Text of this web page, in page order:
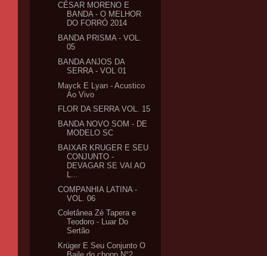
CÉSAR MORENO E
BANDA - O MELHOR
DO FORRÓ 2014
BANDA PRISMA - VOL.
05
BANDA ANJOS DA
SERRA - VOL 01
Mayck E Lyan - Acustico
Ao Vivo
FLOR DA SERRA VOL. 15
BANDA NOVO SOM - DE
MODELO SC
BAIXAR KRUGER E SEU
CONJUNTO -
DEVAGAR SE VAI AO
COMPANHIA LATINA -
VOL. 06
Coletânea Zé Tapera e
Teodoro - Luar Do
Sertão
Krüger E Seu Conjunto O